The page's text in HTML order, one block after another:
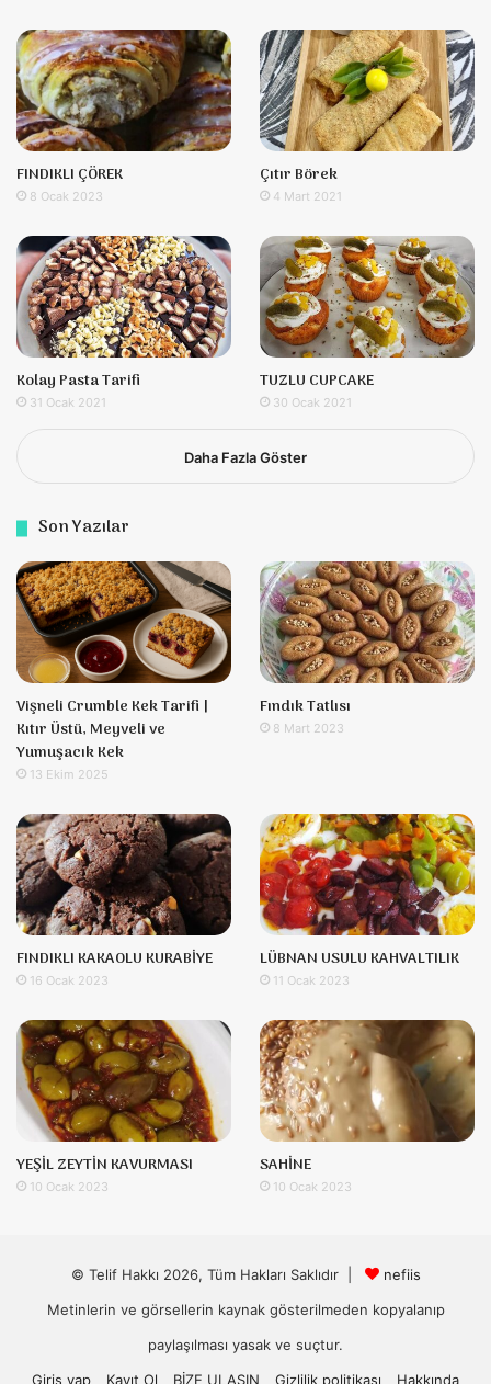
FINDIKLI ÇÖREK
8 Ocak 2023
Çıtır Börek
4 Mart 2021
Kolay Pasta Tarifi
31 Ocak 2021
TUZLU CUPCAKE
30 Ocak 2021
Daha Fazla Göster
Son Yazılar
Vişneli Crumble Kek Tarifi |
Kıtır Üstü, Meyveli ve
Yumuşacık Kek
13 Ekim 2025
Fındık Tatlısı
8 Mart 2023
FINDIKLI KAKAOLU KURABİYE
16 Ocak 2023
LÜBNAN USULU KAHVALTILIK
11 Ocak 2023
YEŞİL ZEYTİN KAVURMASI
10 Ocak 2023
SAHİNE
10 Ocak 2023
© Telif Hakkı 2026, Tüm Hakları Saklıdır |
nefiis
Metinlerin ve görsellerin kaynak gösterilmeden kopyalanıp
paylaşılması yasak ve suçtur.
Giriş yap
Kayıt Ol BİZE ULAŞIN Gizlilik politikası Hakkında